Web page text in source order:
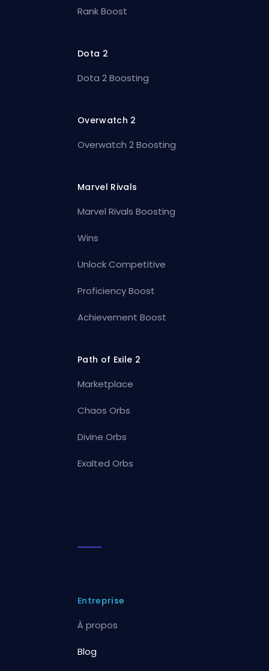
Rank Boost
Dota 2
Dota 2 Boosting
Overwatch 2
Overwatch 2 Boosting
Marvel Rivals
Marvel Rivals Boosting
Wins
Unlock Competitive
Proficiency Boost
Achievement Boost
Path of Exile 2
Marketplace
Chaos Orbs
Divine Orbs
Exalted Orbs
Entreprise
À propos
Blog